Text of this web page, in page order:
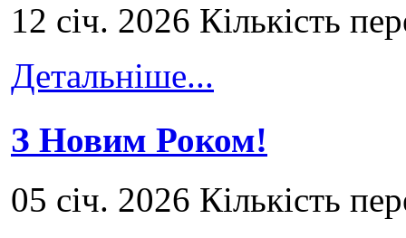
12 січ. 2026 Кількість
Детальніше...
З Новим Роком!
05 січ. 2026 Кількість